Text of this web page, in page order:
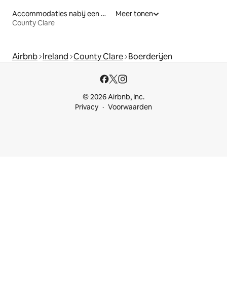
Accommodaties nabij een meer
County Clare
Meer tonen
Airbnb Ireland County Clare Boerderijen
© 2026 Airbnb, Inc.
Privacy
Voorwaarden